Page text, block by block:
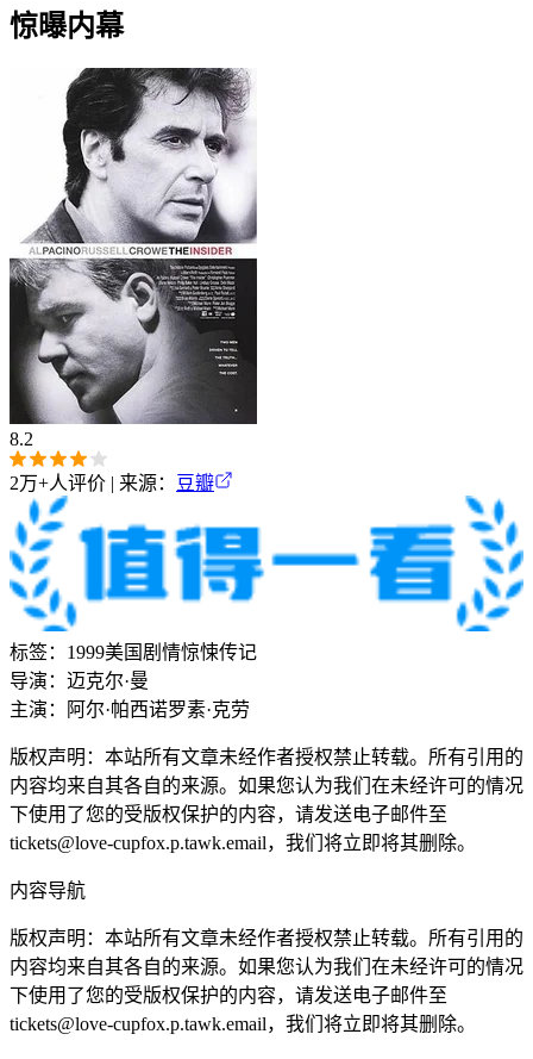
惊曝内幕
8.2
2万+人评价 | 来源： 豆瓣
标签： 1999美国 剧情惊悚传记
导演： 迈克尔·曼
主演：
阿尔·帕西诺罗素·克劳
版权声明：本站所有文章未经作者授权禁止转载。所有引用的
内容均来自其各自的来源。如果您认为我们在未经许可的情况
下使用了您的受版权保护的内容，请发送电子邮件至
tickets@love-cupfox.p.tawk.email，我们将立即将其删除。
内容导航
版权声明：本站所有文章未经作者授权禁止转载。所有引用的
内容均来自其各自的来源。如果您认为我们在未经许可的情况
下使用了您的受版权保护的内容，请发送电子邮件至
tickets@love-cupfox.p.tawk.email，我们将立即将其删除。